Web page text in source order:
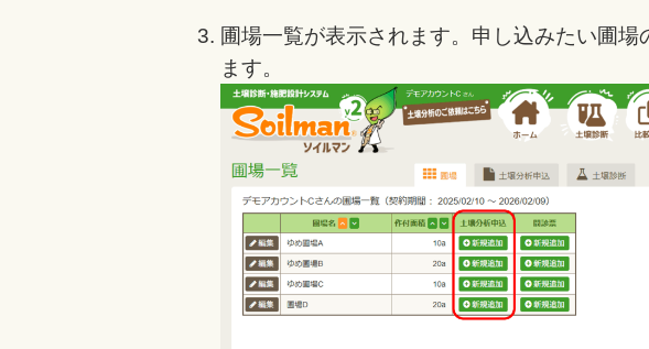
圃場一覧が表示されます。申し込みたい圃
ます。